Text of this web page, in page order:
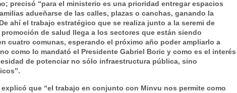
n
dl
y
tir
precisó “para el ministerio es una prioridad entregar espacios
adueñarse de las calles, plazas o canchas, ganando la
ahí el trabajo estratégico que se realiza junto a la seremi de
de salud llega a los sectores que están siendo
cuatro comunas, esperando el próximo año poder ampliarlo a
como lo mandató el Presidente Gabriel Boric y como es el interés
de potenciar no sólo infraestructura pública, sino
que “el trabajo en conjunto con Minvu nos permite como